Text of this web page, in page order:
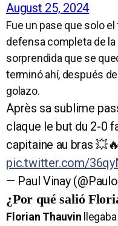
August 25, 2024
Fue un pase que solo
defensa completa de la
sorprendida que se
terminó ahí, después
golazo.
Après sa sublime
claque le but du 2-0
capitaine au bras 💥🔥
pic.twitter.com/
— Paul Vinay
¿Por qué salió
Florian Thauvin